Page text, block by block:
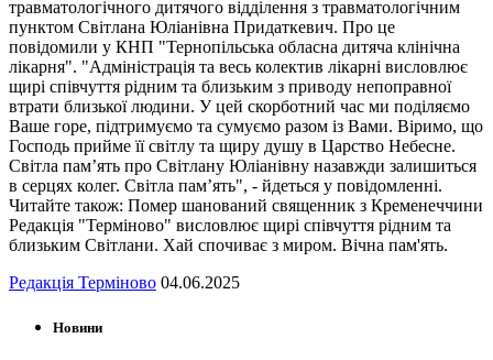
травматологічного дитячого відділення з травматологічним
пунктом Світлана Юліанівна Придаткевич. Про це
повідомили у КНП "Тернопільська обласна дитяча клінічна
лікарня". "Адміністрація та весь колектив лікарні висловлює
щирі співчуття рідним та близьким з приводу непоправної
втрати близької людини. У цей скорботний час ми поділяємо
Ваше горе, підтримуємо та сумуємо разом із Вами. Віримо, що
Господь прийме її світлу та щиру душу в Царство Небесне.
Світла пам’ять про Світлану Юліанівну назавжди залишиться
в серцях колег. Світла пам’ять", - йдеться у повідомленні.
Читайте також: Помер шанований священник з Кременеччини
Редакція "Терміново" висловлює щирі співчуття рідним та
близьким Світлани. Хай спочиває з миром. Вічна пам'ять.
Редакція Терміново 04.06.2025
Новини